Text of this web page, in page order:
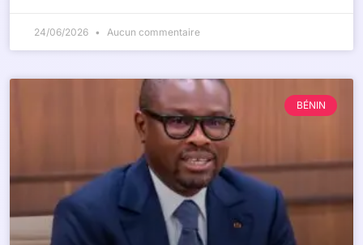
24/06/2026 Aucun commentaire
BÉNIN